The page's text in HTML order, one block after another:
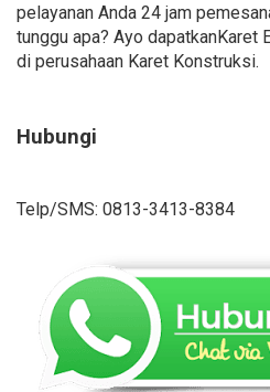
pelayanan Anda 24 jam
tunggu apa? Ayo dapatkanKaret
di perusahaan Karet Konstruksi.
Hubungi
Telp/SMS: 0813-3413-8384